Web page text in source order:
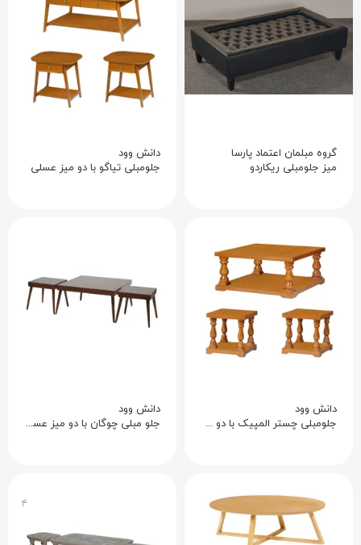
گروه مبلمان اعتماد پارسا
میز جلومبلی ریکاردو
دانش وود
جلومبلی تیاگو با دو میز عسلی
دانش وود
جلومبلی چستر المپیک با دو میز عسلی
دانش وود
جلو مبلی چوگان با دو میز عسلی
۴